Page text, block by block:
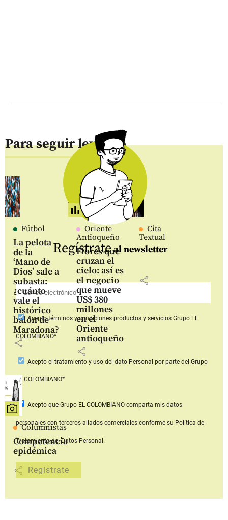
Para seguir leyendo
Fútbol
La pelota
de la
‘Mano de
Dios’ sale a
subasta:
¿cuánto
vale el
histórico
balón de
Maradona?
share
Oriente
Antioqueño
Flores que
cruzan el
cielo: así es
el negocio
que mueve
US$ 380
millones
en el
Oriente
antioqueño
share
Cita
Textual
share
Columnistas
Competencia
epidémica
share
Regístrateal newsletter
Aceptotérminos y condiciones productos y serviciosGrupo EL
COLOMBIANO*
Acepto el tratamiento y uso del dato Personal por parte del Grupo
EL COLOMBIANO*
Acepto que Grupo EL COLOMBIANOcomparta mis datos
personales con terceros aliados comerciales conforme su Política de
Tratamiento del Datos Personal.